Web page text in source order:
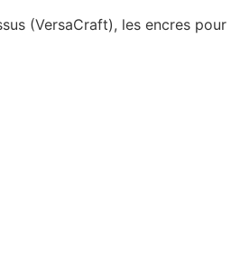
(VersaCraft), les encres